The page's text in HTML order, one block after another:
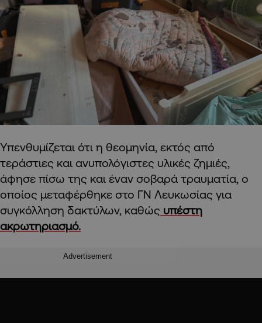
Υπενθυμίζεται ότι η θεομηνία, εκτός από
τεράστιες και ανυπολόγιστες υλικές ζημιές,
άφησε πίσω της και έναν σοβαρά τραυματία, ο
οποίος μεταφέρθηκε στο ΓΝ Λευκωσίας για
συγκόλληση δακτύλων, καθώς υπέστη
ακρωτηριασμό.
Advertisement